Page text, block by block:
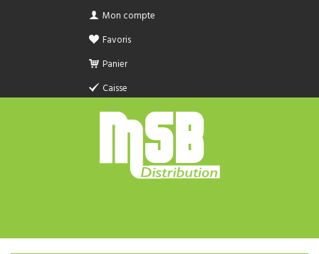
Mon compte
Favoris
Panier
Caisse